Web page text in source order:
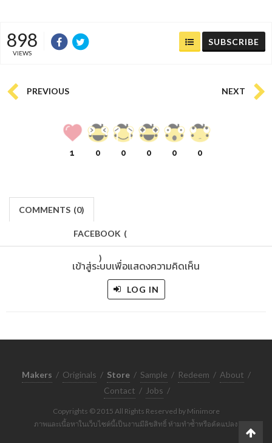
898
VIEWS
SUBSCRIBE
PREVIOUS NEXT
1 0 0 0 0 0
COMMENTS (0)
FACEBOOK (
)
เข้าสู่ระบบเพื่อแสดงความคิดเห็น
LOG IN
Makers / Originals / Store / Sample / Redeem / About /
Contact / Jobs /
Copyrights © 2015 All Rights Reserved by Minimore
ภาพและเนื้อหาในเว็บไซต์นี้เป็นงานมีลิขสิทธิ์ ห้ามทำซ้ำหรือดัดแปลง